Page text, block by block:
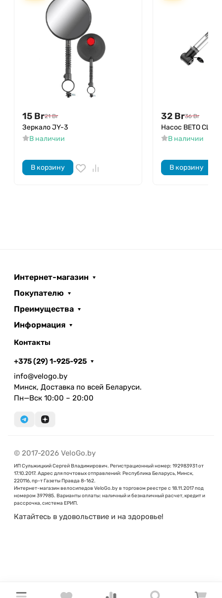
15 Br21 Br
Зеркало JY-3
В наличии
В корзину
32 Br36 Br
Насос BETO CLD-
В наличии
В корзину
Интернет-магазин
Покупателю
Преимущества
Информация
Контакты
+375 (29) 1-925-925
info@velogo.by
Минск, Доставка по всей Беларуси.
Пн—Вск 10:00 – 20:00
© 2017-2026 VeloGo.by
ИП Сульжицкий Сергей Владимирович. Регистрационный номер: 192983931 от
17.10.2017. Адрес для почтовых отправлений: Республика Беларусь, Минск,
220116, пр-т Газеты Правда 8-162.
Интернет-магазин велосипедов VeloGo.by в торговом реестре с 18.11.2017 под
номером 397985. Варианты оплаты: наличный и безналичный расчет, кредит и
рассрочка, система ЕРИП.
Катайтесь в удовольствие и на здоровье!